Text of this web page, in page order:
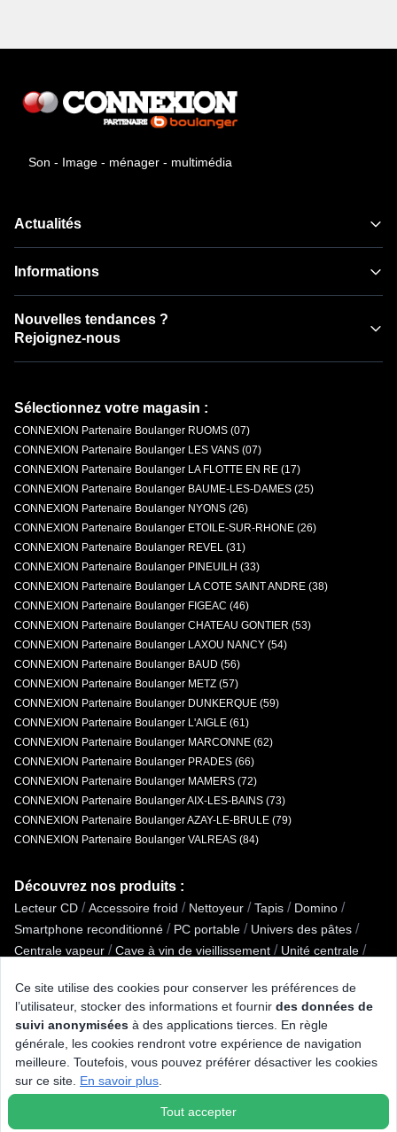
Ce site utilise des cookies pour conserver les préférences de
l’utilisateur, stocker des informations et fournir des données de
suivi anonymisées à des applications tierces. En règle
générale, les cookies rendront votre expérience de navigation
meilleure. Toutefois, vous pouvez préférer désactiver les cookies
sur ce site. En savoir plus
Tout accepter
Son - Image - ménager - multimédia
Actualités
Informations
Nouvelles tendances ?
Rejoignez-nous
Sélectionnez votre magasin :
CONNEXION Partenaire Boulanger RUOMS (07)
CONNEXION Partenaire Boulanger LES VANS (07)
CONNEXION Partenaire Boulanger LA FLOTTE EN RE (17)
CONNEXION Partenaire Boulanger BAUME-LES-DAMES (25)
CONNEXION Partenaire Boulanger NYONS (26)
CONNEXION Partenaire Boulanger ETOILE-SUR-RHONE (26)
CONNEXION Partenaire Boulanger REVEL (31)
CONNEXION Partenaire Boulanger PINEUILH (33)
CONNEXION Partenaire Boulanger LA COTE SAINT ANDRE (38)
CONNEXION Partenaire Boulanger FIGEAC (46)
CONNEXION Partenaire Boulanger CHATEAU GONTIER (53)
CONNEXION Partenaire Boulanger LAXOU NANCY (54)
CONNEXION Partenaire Boulanger BAUD (56)
CONNEXION Partenaire Boulanger METZ (57)
CONNEXION Partenaire Boulanger DUNKERQUE (59)
CONNEXION Partenaire Boulanger L'AIGLE (61)
CONNEXION Partenaire Boulanger MARCONNE (62)
CONNEXION Partenaire Boulanger PRADES (66)
CONNEXION Partenaire Boulanger MAMERS (72)
CONNEXION Partenaire Boulanger AIX-LES-BAINS (73)
CONNEXION Partenaire Boulanger AZAY-LE-BRULE (79)
CONNEXION Partenaire Boulanger VALREAS (84)
Découvrez nos produits :
Lecteur CD / Accessoire froid / Nettoyeur / Tapis / Domino /
Smartphone reconditionné / PC portable / Univers des pâtes /
Centrale vapeur / Cave à vin de vieillissement / Unité centrale /
Casque sans fil et ANC Intra-auriculaire / Puericulture /
Casserole / Poêle / Couvercle / Lave-vaisselle posable /
Cuiseur à riz / œufs Smartphone Android Humidificateur
Machine à glaçons Plaque de cuisson aspirante
Enceinte centrale / Micro-ondes encastrable
Vidéoprojecteur / Machine à pain